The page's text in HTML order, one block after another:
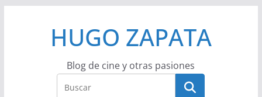
HUGO ZAPATA
Blog de cine y otras pasiones